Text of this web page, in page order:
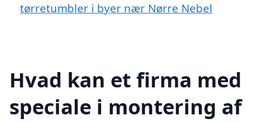
tørretumbler i byer nær Nørre Nebel
Hvad kan et firma med
speciale i montering af